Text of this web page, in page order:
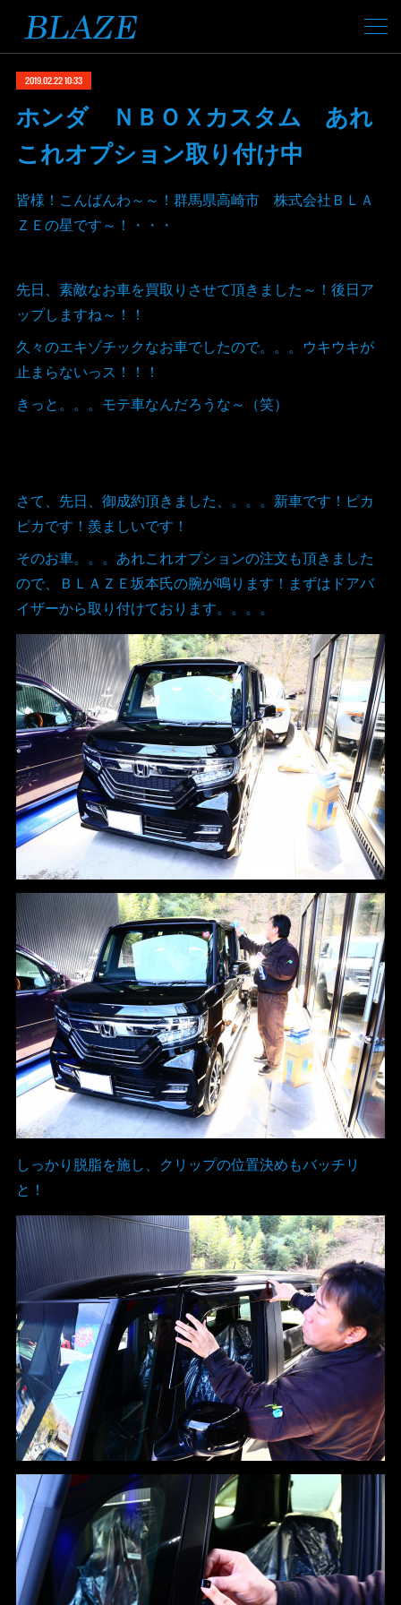
2019.02.22 10:33
ホンダ ＮＢＯＸカスタム あれ
これオプション取り付け中
皆様！こんばんわ～～！群馬県高崎市 株式会社ＢＬＡ
ＺＥの星です～！・・・
先日、素敵なお車を買取りさせて頂きました～！後日ア
ップしますね～！！
久々のエキゾチックなお車でしたので。。。ウキウキが
止まらないっス！！！
きっと。。。モテ車なんだろうな～（笑）
さて、先日、御成約頂きました、。。。新車です！ピカ
ピカです！羨ましいです！
そのお車。。。あれこれオプションの注文も頂きました
ので、ＢＬＡＺＥ坂本氏の腕が鳴ります！まずはドアバ
イザーから取り付けております。。。。
しっかり脱脂を施し、クリップの位置決めもバッチリ
と！